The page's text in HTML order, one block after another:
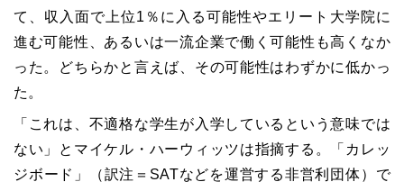
て、収入面で上位1％に入る可能性やエリート大学院に
進む可能性、あるいは一流企業で働く可能性も高くなか
った。どちらかと言えば、その可能性はわずかに低かっ
た。
「これは、不適格な学生が入学しているという意味では
ない」とマイケル・ハーウィッツは指摘する。「カレッ
ジボード」（訳注＝SATなどを運営する非営利団体）で